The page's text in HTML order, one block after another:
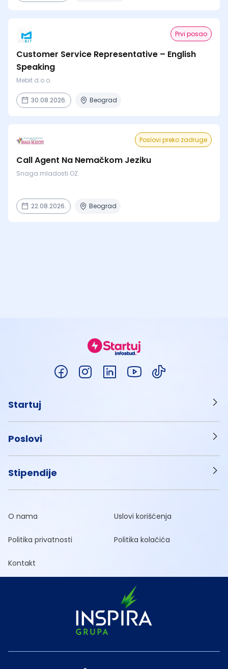
Prvi posao
Customer Service Representative – English
Speaking
Mebit d.o.o.
30.08.2026. Beograd
Poslovi preko zadruge
Call Agent Na Nemačkom Jeziku
Snaga mladosti OZ
22.08.2026. Beograd
Startuj
Poslovi
Stipendije
O nama Uslovi korišćenja
Politika privatnosti Politika kolačića
Kontakt